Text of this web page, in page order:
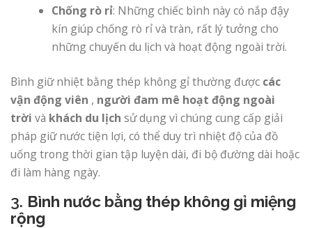
Chống rò rỉ: Những chiếc bình này có nắp đậy
kín giúp chống rò rỉ và tràn, rất lý tưởng cho
những chuyến du lịch và hoạt động ngoài trời.
Bình giữ nhiệt bằng thép không gỉ thường được các
vận động viên , người đam mê hoạt động ngoài
trời và khách du lịch sử dụng vì chúng cung cấp giải
pháp giữ nước tiện lợi, có thể duy trì nhiệt độ của đồ
uống trong thời gian tập luyện dài, đi bộ đường dài hoặc
đi làm hàng ngày.
3. Bình nước bằng thép không gỉ miệng
rộng